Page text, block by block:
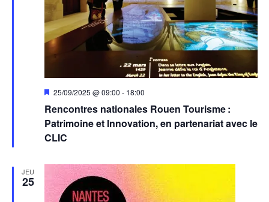
Rencontres nationales Rouen Tourisme :
Patrimoine et Innovation, en partenariat avec le
CLIC
Mis
avant
25/09/2025 @ 09:00 - 18:00
JEU
25